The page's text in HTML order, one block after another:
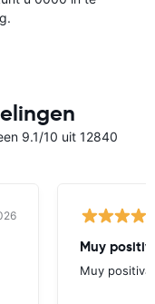
9.1/10 uit 12840
Muy
Muy positiva